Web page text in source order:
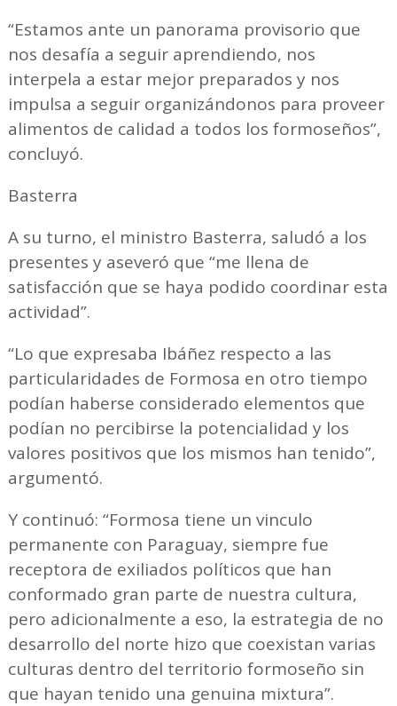
“Estamos ante un panorama provisorio que
nos desafía a seguir aprendiendo, nos
interpela a estar mejor preparados y nos
impulsa a seguir organizándonos para proveer
alimentos de calidad a todos los formoseños”,
concluyó.
Basterra
A su turno, el ministro Basterra, saludó a los
presentes y aseveró que “me llena de
satisfacción que se haya podido coordinar esta
actividad”.
“Lo que expresaba Ibáñez respecto a las
particularidades de Formosa en otro tiempo
podían haberse considerado elementos que
podían no percibirse la potencialidad y los
valores positivos que los mismos han tenido”,
argumentó.
Y continuó: “Formosa tiene un vinculo
permanente con Paraguay, siempre fue
receptora de exiliados políticos que han
conformado gran parte de nuestra cultura,
pero adicionalmente a eso, la estrategia de no
desarrollo del norte hizo que coexistan varias
culturas dentro del territorio formoseño sin
que hayan tenido una genuina mixtura”.